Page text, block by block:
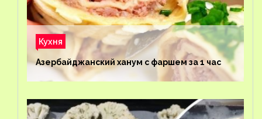
Кухня
Азербайджанский ханум с фаршем за 1 час